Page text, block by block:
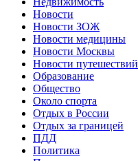
Новости
Новости ЗОЖ
Новости медицины
Новости Москвы
Новости путешествий
Образование
Общество
Около спорта
Отдых в России
Отдых за границей
ПДД
Политика